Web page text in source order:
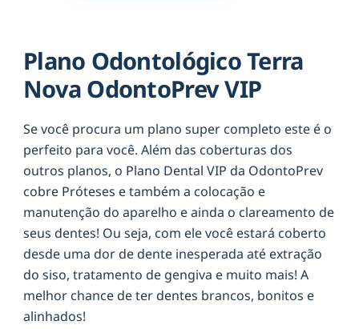
Plano Odontológico Terra
Nova OdontoPrev VIP
Se você procura um plano super completo este é o
perfeito para você. Além das coberturas dos
outros planos, o Plano Dental VIP da OdontoPrev
cobre Próteses e também a colocação e
manutenção do aparelho e ainda o clareamento de
seus dentes! Ou seja, com ele você estará coberto
desde uma dor de dente inesperada até extração
do siso, tratamento de gengiva e muito mais! A
melhor chance de ter dentes brancos, bonitos e
alinhados!